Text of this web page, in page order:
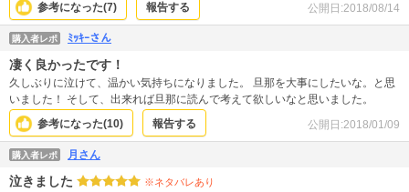
参考になった(7) 報告する 公開日:2018/08/14
購入者レポ ﾐｯｷｰさん
凄く良かったです！
久しぶりに泣けて、温かい気持ちになりました。 旦那を大事にしたいな。と思
いました！ そして、出来れば旦那に読んで考えて欲しいなと思いました。
参考になった(10) 報告する 公開日:2018/01/09
購入者レポ 月さん
泣きました ※ネタバレあり